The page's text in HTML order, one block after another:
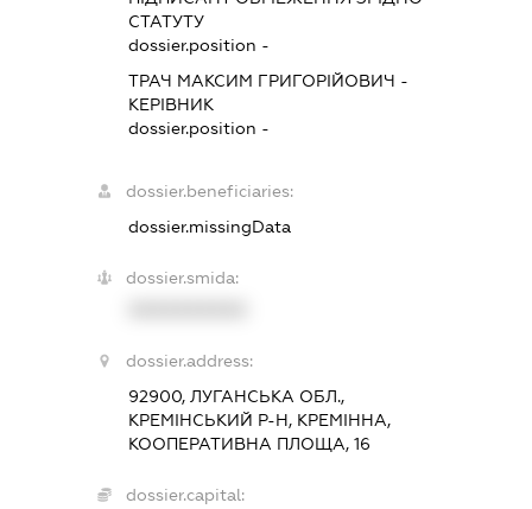
СТАТУТУ
dossier.position -
ТРАЧ МАКСИМ ГРИГОРІЙОВИЧ -
КЕРІВНИК
dossier.position -
dossier.beneficiaries:
dossier.missingData
dossier.smida:
dossier.address:
92900, ЛУГАНСЬКА ОБЛ.,
КРЕМІНСЬКИЙ Р-Н, КРЕМІННА,
КООПЕРАТИВНА ПЛОЩА, 16
dossier.capital: